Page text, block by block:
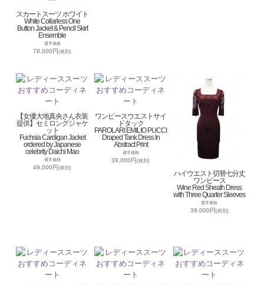
スカートスーツ ホワイト
White Collarless One
Button Jacket & Pencil Skirt
Ensemble
通常価格
78,000円(税別)
【女優大地真央さん衣装
提供】セミロングジャケ
ット
Fuchsia Cardigan Jacket
ordered by Japanese
celebrity Daichi Mao
通常価格
49,000円(税別)
ワンピースウエストサイ
ドタック
PAROLARI EMILIO PUCCI
Draped Tank Dress In
Abstract Print
通常価格
39,000円(税別)
ハイウエスト切替七分丈
ワンピース
Wine Red Sheath Dress
with Three Quarter Sleeves
通常価格
39,000円(税別)